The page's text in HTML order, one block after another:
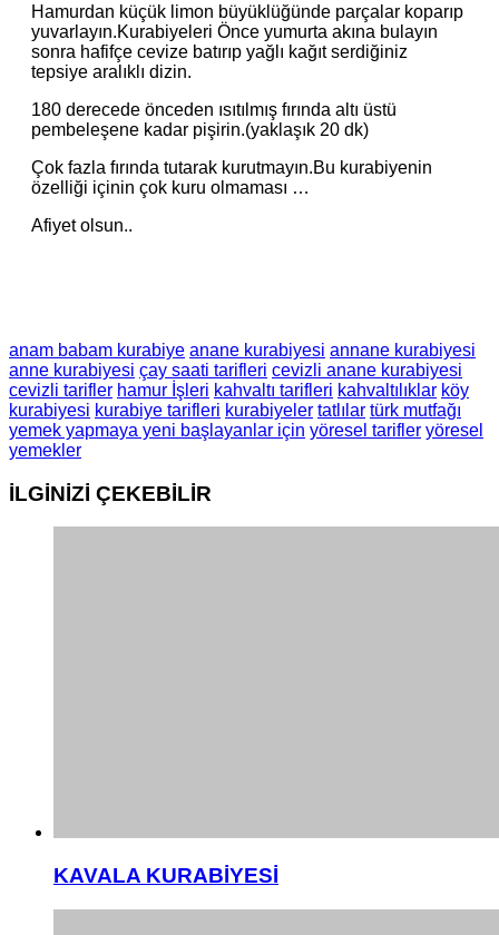
Hamurdan küçük limon büyüklüğünde parçalar koparıp
yuvarlayın.Kurabiyeleri Önce yumurta akına bulayın
sonra hafifçe cevize batırıp yağlı kağıt serdiğiniz
tepsiye aralıklı dizin.
180 derecede önceden ısıtılmış fırında altı üstü
pembeleşene kadar pişirin.(yaklaşık 20 dk)
Çok fazla fırında tutarak kurutmayın.Bu kurabiyenin
özelliği içinin çok kuru olmaması …
Afiyet olsun..
anam babam kurabiye anane kurabiyesi annane kurabiyesi
anne kurabiyesi çay saati tarifleri cevizli anane kurabiyesi
cevizli tarifler hamur İşleri kahvaltı tarifleri kahvaltılıklar köy
kurabiyesi kurabiye tarifleri kurabiyeler tatlılar türk mutfağı
yemek yapmaya yeni başlayanlar için yöresel tarifler yöresel
yemekler
İLGİNİZİ ÇEKEBİLİR
KAVALA KURABİYESİ